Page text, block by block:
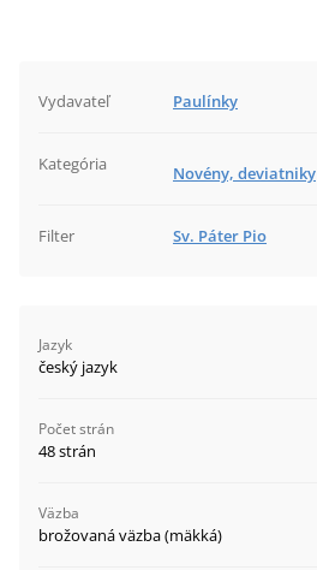
Vydavateľ Paulínky
Kategória Novény, deviatniky
Filter Sv. Páter Pio
Jazyk
český jazyk
Počet strán
48 strán
Väzba
brožovaná väzba (mäkká)